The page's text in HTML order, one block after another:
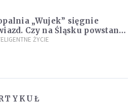
„Wujek” sięgnie
Czy na Śląsku powstanie
Krzemowa”?
ŻYCIE